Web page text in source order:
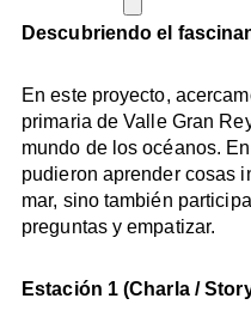
Descubriendo el
En este proyecto,
primaria de Valle Gran
mundo de los océanos.
pudieron aprender cosas
mar, sino también
preguntas y empatizar.
Estación 1 (Charla /